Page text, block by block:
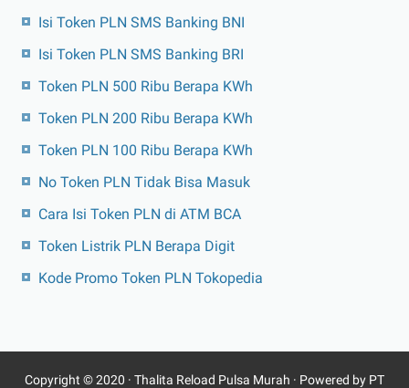
Isi Token PLN SMS Banking BNI
Isi Token PLN SMS Banking BRI
Token PLN 500 Ribu Berapa KWh
Token PLN 200 Ribu Berapa KWh
Token PLN 100 Ribu Berapa KWh
No Token PLN Tidak Bisa Masuk
Cara Isi Token PLN di ATM BCA
Token Listrik PLN Berapa Digit
Kode Promo Token PLN Tokopedia
Copyright © 2020 · Thalita Reload Pulsa Murah · Powered by PT